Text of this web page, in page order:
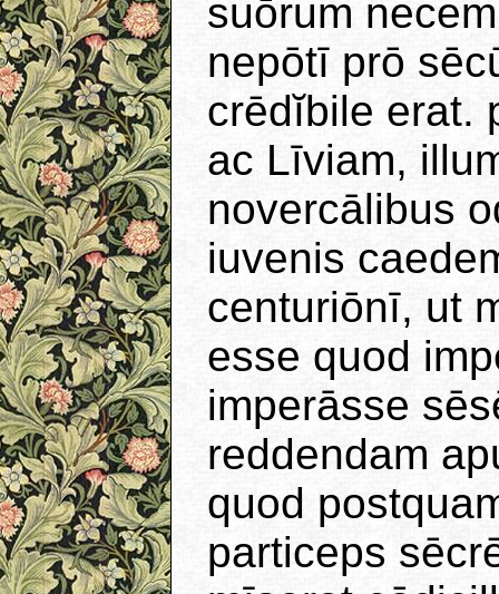
suōrum
nepōtī prō
crēdĭbile erat.
ac Līviam,
novercālibus
iuvenis
centuriōnī, ut
esse quod
imperāsse
reddendam
quod
particeps